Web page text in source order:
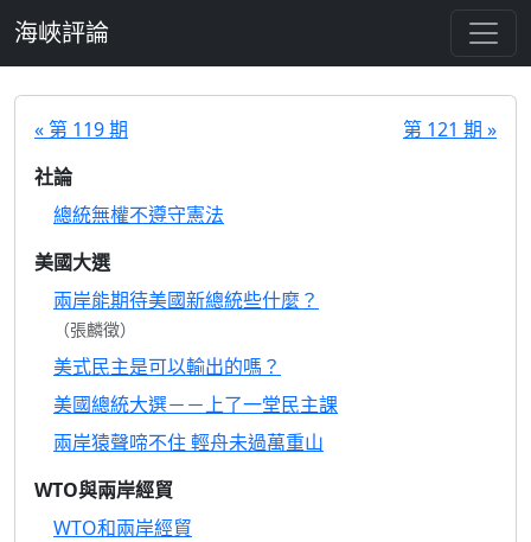
海峽評論
« 第 119 期
第 121 期 »
社論
總統無權不遵守憲法
美國大選
兩岸能期待美國新總統些什麼？
（張麟徵）
美式民主是可以輸出的嗎？
美國總統大選－－上了一堂民主課
兩岸猿聲啼不住 輕舟未過萬重山
WTO與兩岸經貿
WTO和兩岸經貿